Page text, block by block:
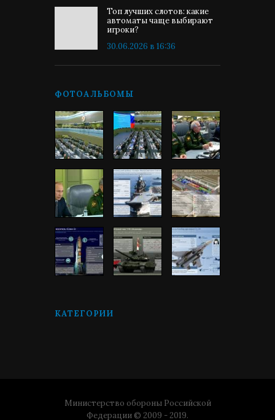
Топ лучших слотов: какие
автоматы чаще выбирают
игроки?
30.06.2026 в 16:36
ФОТОАЛЬБОМЫ
КАТЕГОРИИ
Министерство обороны Российской
Федерации © 2009 - 2019.